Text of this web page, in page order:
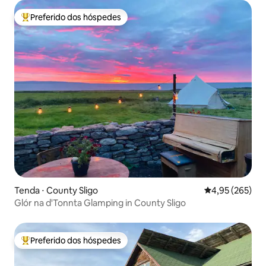
Entre os melhores preferidos dos hóspedes
Preferido dos hóspedes
Tenda ⋅ County Sligo 4,95 de uma
4,95 (265)
Glór na d'Tonnta Glamping in County Sligo
Entre os melhores preferidos dos hóspedes
Preferido dos hóspedes